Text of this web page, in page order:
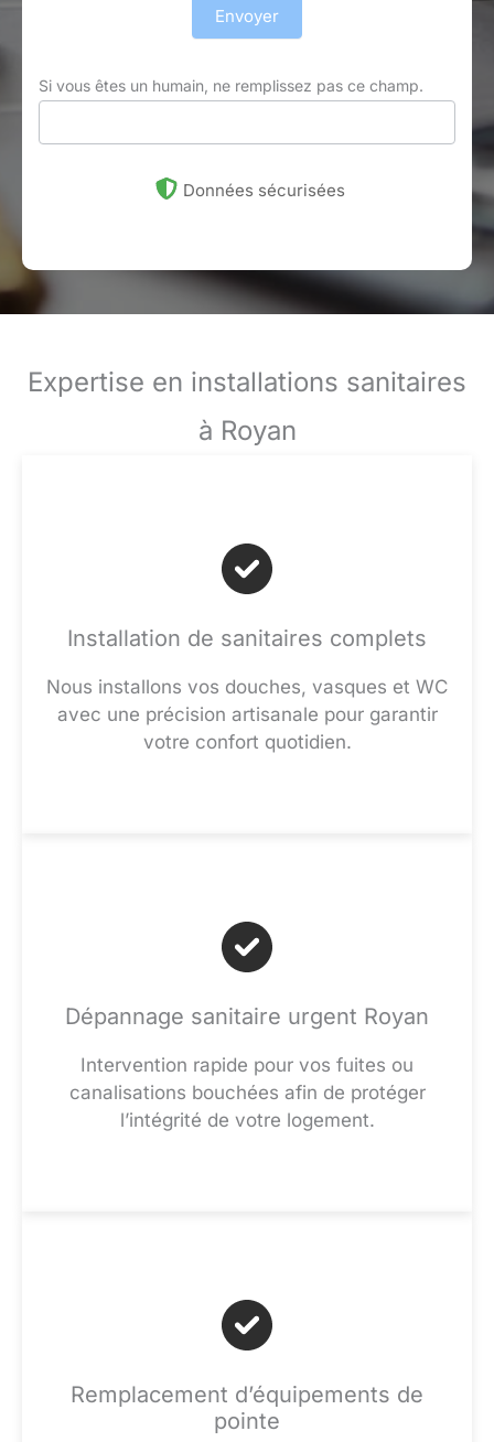
Envoyer
Si vous êtes un humain, ne remplissez pas ce champ.
Données sécurisées
Expertise en installations sanitaires
à Royan
Installation de sanitaires complets
Nous installons vos douches, vasques et WC
avec une précision artisanale pour garantir
votre confort quotidien.
Dépannage sanitaire urgent Royan
Intervention rapide pour vos fuites ou
canalisations bouchées afin de protéger
l’intégrité de votre logement.
Remplacement d’équipements de
pointe